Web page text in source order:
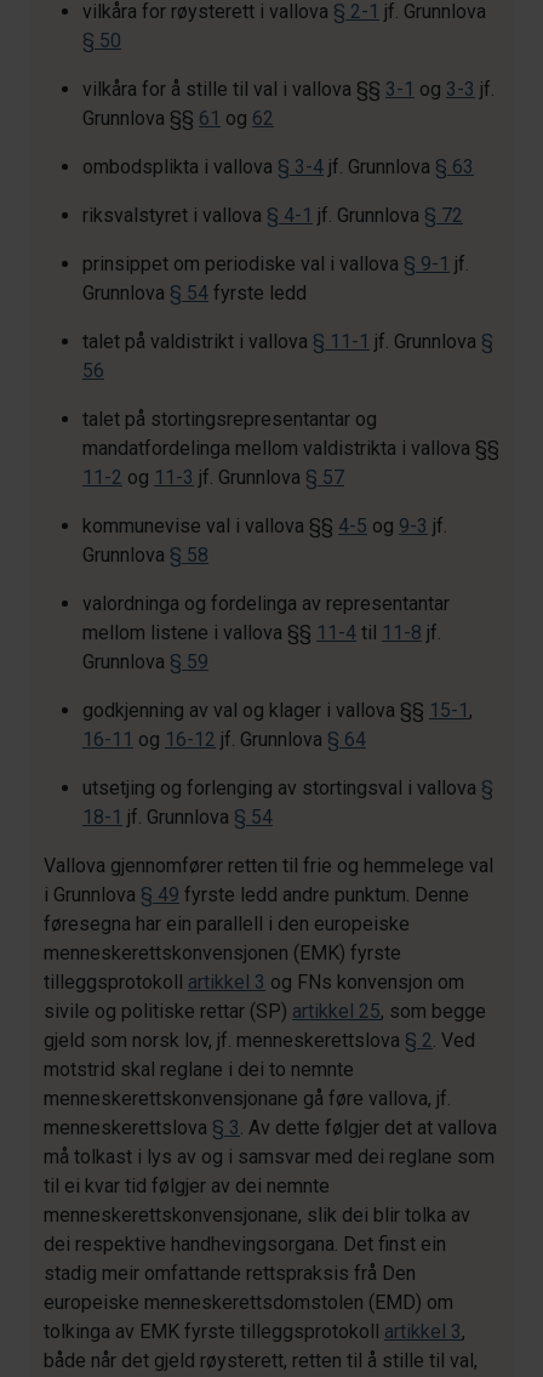
vilkåra for røysterett i vallova § 2-1 jf. Grunnlova
§ 50
vilkåra for å stille til val i vallova §§ 3-1 og 3-3 jf.
Grunnlova §§ 61 og 62
ombodsplikta i vallova § 3-4 jf. Grunnlova § 63
riksvalstyret i vallova § 4-1 jf. Grunnlova § 72
prinsippet om periodiske val i vallova § 9-1 jf.
Grunnlova § 54 fyrste ledd
talet på valdistrikt i vallova § 11-1 jf. Grunnlova §
56
talet på stortingsrepresentantar og
mandatfordelinga mellom valdistrikta i vallova §§
11-2 og 11-3 jf. Grunnlova § 57
kommunevise val i vallova §§ 4-5 og 9-3 jf.
Grunnlova § 58
valordninga og fordelinga av representantar
mellom listene i vallova §§ 11-4 til 11-8 jf.
Grunnlova § 59
godkjenning av val og klager i vallova §§ 15-1 ,
16-11 og 16-12 jf. Grunnlova § 64
utsetjing og forlenging av stortingsval i vallova §
18-1 jf. Grunnlova § 54
Vallova gjennomfører retten til frie og hemmelege val
i Grunnlova § 49 fyrste ledd andre punktum. Denne
føresegna har ein parallell i den europeiske
menneskerettskonvensjonen (EMK) fyrste
tilleggsprotokoll artikkel 3 og FNs konvensjon om
sivile og politiske rettar (SP) artikkel 25, som begge
gjeld som norsk lov, jf. menneskerettslova § 2. Ved
motstrid skal reglane i dei to nemnte
menneskerettskonvensjonane gå føre vallova, jf.
menneskerettslova § 3. Av dette følgjer det at vallova
må tolkast i lys av og i samsvar med dei reglane som
til ei kvar tid følgjer av dei nemnte
menneskerettskonvensjonane, slik dei blir tolka av
dei respektive handhevingsorgana. Det finst ein
stadig meir omfattande rettspraksis frå Den
europeiske menneskerettsdomstolen (EMD) om
tolkinga av EMK fyrste tilleggsprotokoll artikkel 3,
både når det gjeld røysterett, retten til å stille til val,